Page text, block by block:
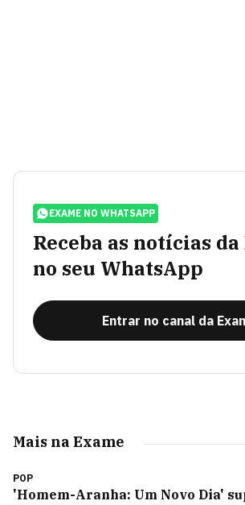
EXAME NO WHATSAPP
Receba as notícias da
no seu WhatsApp
Entrar no canal da
Mais na Exame
POP
'Homem-Aranha: Um Novo Dia'